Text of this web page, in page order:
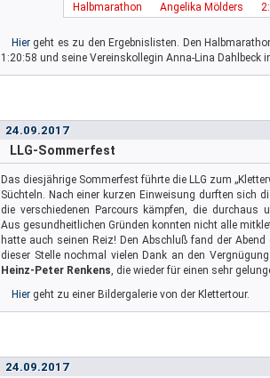
Halbmarathon Angelika Mölders
Hier geht es zu den Ergebnislisten. Den
1:20:58 und seine Vereinskollegin Anna-Lina Dahlbeck
24.09.2017
LLG-Sommerfest
Das diesjährige Sommerfest führte die LLG zum
Süchteln. Nach einer kurzen Einweisung durften sich
die verschiedenen Parcours kämpfen, die durchaus
Aus gesundheitlichen Gründen konnten nicht alle
hatte auch seinen Reiz! Den Abschluß fand der
dieser Stelle nochmal vielen Dank an den
Heinz-Peter Renkens, die wieder für einen sehr
Hier geht zu einer Bildergalerie von der Klettertour.
24.09.2017